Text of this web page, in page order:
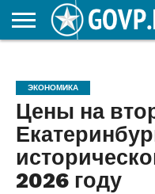
ОБРАЗОВАНИЕ
ЭКОНОМИКА
Цены на
2026 году